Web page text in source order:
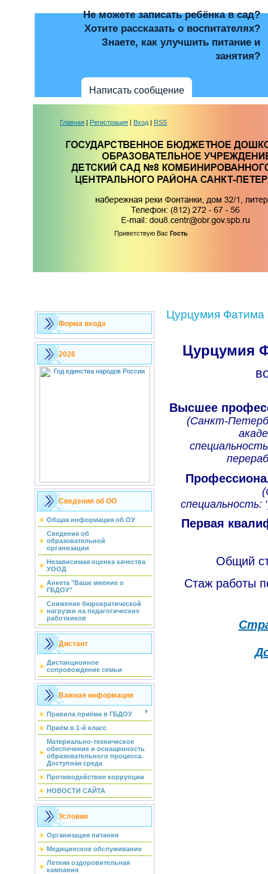
Не можете записать ребёнка в сад?
Хотите рассказать о воспитателях?
Знаете, как улучшить питание и
занятия?
Написать сообщение
Главная | Регистрация | Вход | RSS
Приветствую Вас Гость
Форма входа
2026
Сведения об ОО
Общая информация об ОУ
Сведения об
образовательной
организации
Независимая оценка качества
УООД
Анкета "Ваше мнение о
ГБДОУ"
Снижение бюрократической
нагрузки на педагогических
работников
Дистант
Дистанционное
сопровождение семьи
Важная информация
Правила приёма в ГБДОУ
Приём в 1-й класс
Материально-техническое
обеспечение и оснащенность
образовательного процесса.
Доступная среда
Противодействие коррупции
НОВОСТИ САЙТА
Условия
Организация питания
Медицинское обслуживание
Летняя оздоровительная
кампания
Цурцумия Фатима
Цурцумия
Высшее
(Санкт-
специальность:
Первая
Общий
Стаж работы